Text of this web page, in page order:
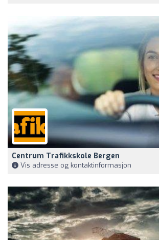
Centrum Trafikkskole Bergen
Vis adresse og kontaktinformasjon